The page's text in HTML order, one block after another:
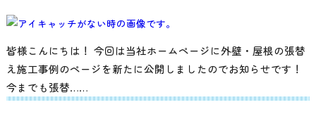
皆様こんにちは！ 今回は当社ホームページに外壁・屋根の張替
え施工事例のページを新たに公開しましたのでお知らせです！
今までも張替……